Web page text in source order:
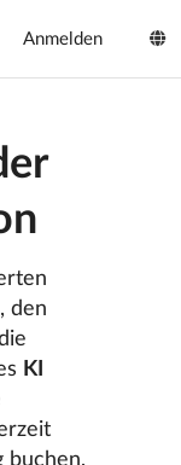
Anmelden
den
KI
buchen,